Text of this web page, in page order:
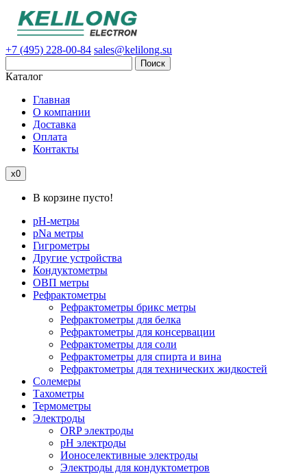
+7 (495) 228-00-84 sales@kelilong.su
Поиск
Каталог
Главная
О компании
Доставка
Оплата
Контакты
x0
В корзине пусто!
pH-метры
pNa метры
Гигрометры
Другие устройства
Кондуктометры
ОВП метры
Рефрактометры
Рефрактометры брикс метры
Рефрактометры для белка
Рефрактометры для консервации
Рефрактометры для соли
Рефрактометры для спирта и вина
Рефрактометры для технических жидкостей
Солемеры
Тахометры
Термометры
Электроды
ORP электроды
pH электроды
Ионоселективные электроды
Электроды для кондуктометров